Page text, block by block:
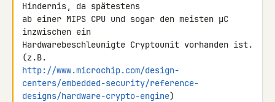
Hindernis, da spätestens
ab einer MIPS CPU und sogar den meisten µC
inzwischen ein
Hardwarebeschleunigte Cryptounit vorhanden ist.
http://www.microchip.com/design-
centers/embedded-security/reference-
designs/hardware-crypto-engine)